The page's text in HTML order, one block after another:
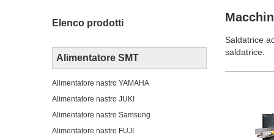
Elenco prodotti
Alimentatore SMT
Alimentatore nastro YAMAHA
Alimentatore nastro JUKI
Alimentatore nastro Samsung
Alimentatore nastro FUJI
Saldatrice
saldatrice.